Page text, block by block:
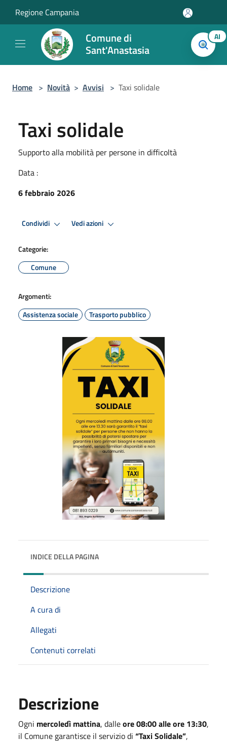
Regione Campania
Comune di
Sant'Anastasia
AI
Home > Novità > Avvisi > Taxi solidale
Taxi solidale
Supporto alla mobilità per persone in difficoltà
Data :
6 febbraio 2026
Condividi Vedi azioni
Categorie:
Comune
Argomenti:
Assistenza sociale
Trasporto pubblico
INDICE DELLA PAGINA
Descrizione
A cura di
Allegati
Contenuti correlati
Descrizione
Ogni mercoledì mattina, dalleore 08:00 alle ore 13:30,
il Comune garantisce il servizio di “Taxi Solidale”,